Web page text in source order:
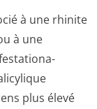
à une rhinite
à une
plus élevé